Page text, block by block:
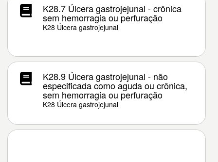
K28.7 Úlcera gastrojejunal - crônica
sem hemorragia ou perfuração
K28 Úlcera gastrojejunal
K28.9 Úlcera gastrojejunal - não
especificada como aguda ou crônica,
sem hemorragia ou perfuração
K28 Úlcera gastrojejunal